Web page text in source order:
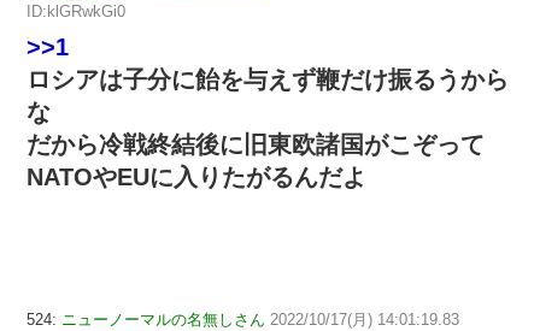
ID:klGRwkGi0
>>1
ロシアは子分に飴を与えず鞭だけ振るうから
な
だから冷戦終結後に旧東欧諸国がこぞって
NATOやEUに入りたがるんだよ
524: ニューノーマルの名無しさん 2022/10/17(月) 14:01:19.83